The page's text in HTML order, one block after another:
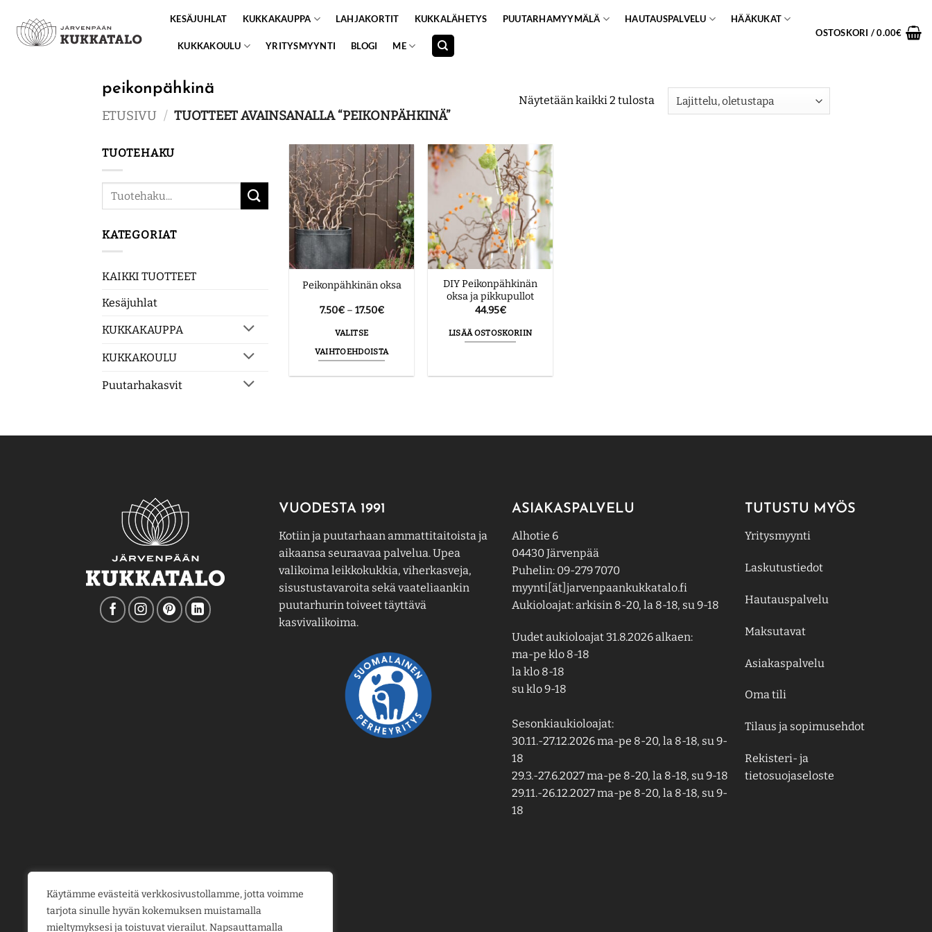
Käytämme evästeitä verkkosivustollamme, jotta voimme
tarjota sinulle hyvän kokemuksen muistamalla
mieltymyksesi ja toistuvat vierailut. Napsauttamalla
content
KESÄJUHLAT KUKKAKAUPPA LAHJAKORTIT KUKKALÄHETYS PUUTARHAMYYMÄLÄ HAUTAUSPALVELU HÄÄKUKAT
KUKKAKOULU YRITYSMYYNTI BLOGI ME
OSTOSKORI /0.00€
peikonpähkinä
ETUSIVU / TUOTTEET AVAINSANALLA “PEIKONPÄHKINÄ”
Näytetään kaikki 2 tulosta
TUOTEHAKU
Etsi:
KATEGORIAT
KAIKKI TUOTTEET
Kesäjuhlat
KUKKAKAUPPA
KUKKAKOULU
Puutarhakasvit
Peikonpähkinän oksa
7.50€ – 17.50€Hintaluokka:
VALITSE
VAIHTOEHDOISTA
muunnelma.
sivulla.
DIY Peikonpähkinän
oksa ja pikkupullot
44.95€
LISÄÄ OSTOSKORIIN
VUODESTA 1991
Kotiin ja puutarhaan ammattitaitoista ja
aikaansa seuraavaa palvelua. Upea
valikoima leikkokukkia, viherkasveja,
sisustustavaroita sekä vaateliaankin
puutarhurin toiveet täyttävä
kasvivalikoima.
ASIAKASPALVELU
Alhotie 6
04430 Järvenpää
Puhelin: 09-279 7070
myynti[ät]jarvenpaankukkatalo.fi
Aukioloajat: arkisin 8-20, la 8-18, su 9-18
Uudet aukioloajat 31.8.2026 alkaen:
ma-pe klo 8-18
la klo 8-18
su klo 9-18
Sesonkiaukioloajat:
30.11.-27.12.2026 ma-pe 8-20, la 8-18, su 9-
18
29.3.-27.6.2027 ma-pe 8-20, la 8-18, su 9-18
29.11.-26.12.2027 ma-pe 8-20, la 8-18, su 9-
18
TUTUSTU MYÖS
Yritysmyynti
Laskutustiedot
Hautauspalvelu
Maksutavat
Asiakaspalvelu
Oma tili
Tilaus ja sopimusehdot
Rekisteri- ja
tietosuojaseloste